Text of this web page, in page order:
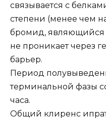
связывается с
степени (менее чем
бромид, являющийся
не проникает через
барьер.
Период
терминальной фазы
часа.
Общий клиренс